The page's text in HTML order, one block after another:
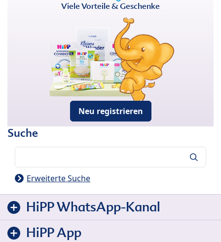
Viele Vorteile & Geschenke
Neu registrieren
Suche
Erweiterte Suche
HiPP WhatsApp-Kanal
HiPP App